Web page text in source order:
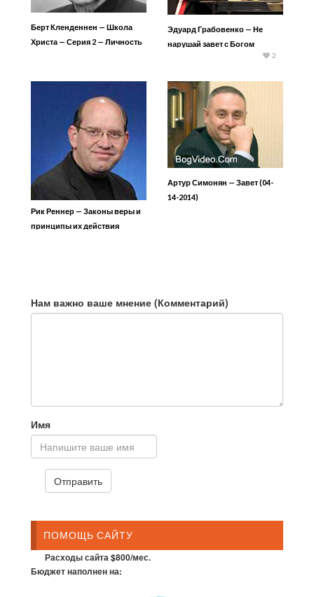
Берт Кленденнен — Школа
Христа — Серия 2 — Личность
Эдуард Грабовенко — Не
нарушай завет с Богом
2
Рик Реннер — Законы веры и
принципы их действия
Артур Симонян — Завет (04-
14-2014)
Нам важно ваше мнение (Комментарий)
Имя
ПОМОЩЬ САЙТУ
Расходы сайта $800/мес.
Бюджет наполнен на: